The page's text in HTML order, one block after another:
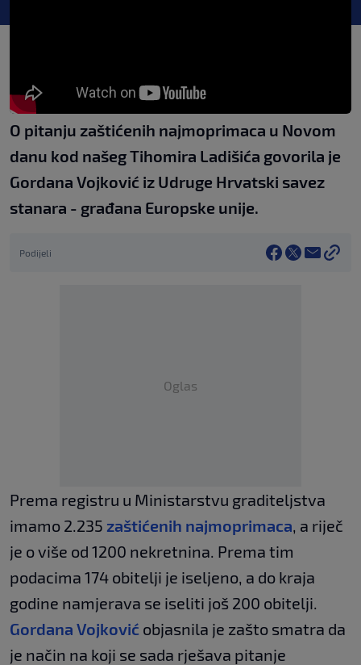
O pitanju zaštićenih najmoprimaca u Novom
danu kod našeg Tihomira Ladišića govorila je
Gordana Vojković iz Udruge Hrvatski savez
stanara - građana Europske unije.
Podijeli
Oglas
Prema registru u Ministarstvu graditeljstva
imamo 2.235 zaštićenih najmoprimaca, a riječ
je o više od 1200 nekretnina. Prema tim
podacima 174 obitelji je iseljeno, a do kraja
godine namjerava se iseliti još 200 obitelji.
Gordana Vojković objasnila je zašto smatra da
je način na koji se sada rješava pitanje